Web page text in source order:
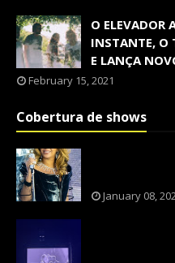
O ELEVADOR
INSTANTE, O
E LANÇA
February 15, 2021
Cobertura de shows
January 08,